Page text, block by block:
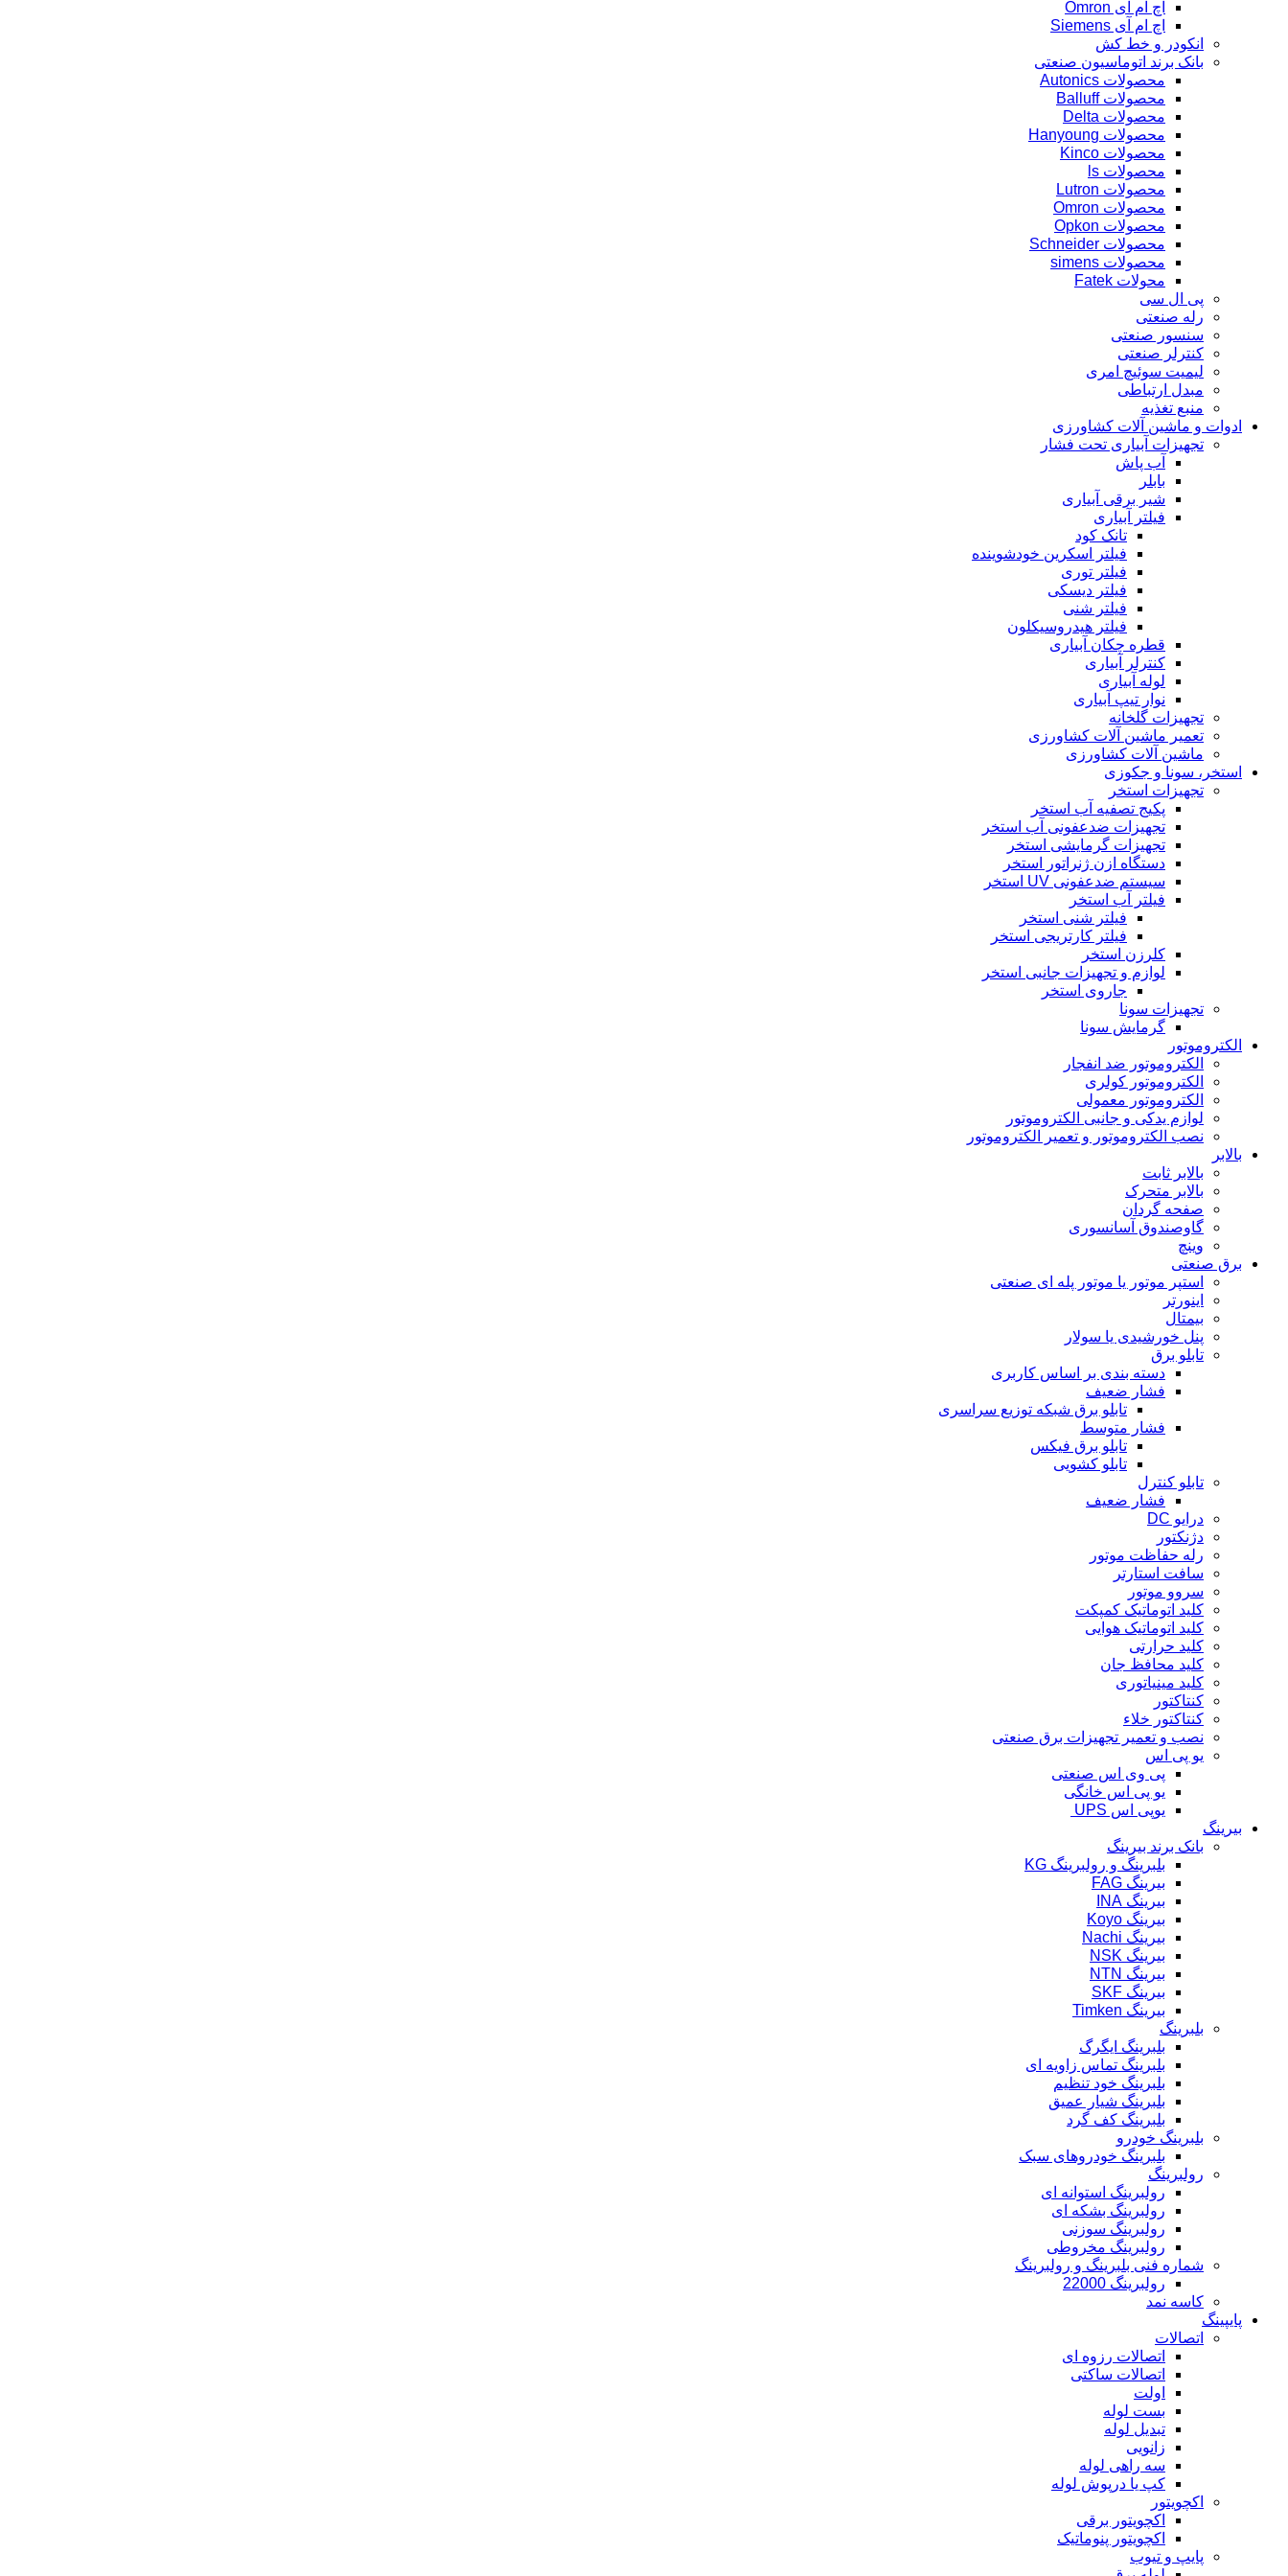
اچ ام آی Omron
اچ ام آی Siemens
انکودر و خط کش
بانک برند اتوماسیون صنعتی
محصولات Autonics
محصولات Balluff
محصولات Delta
محصولات Hanyoung
محصولات Kinco
محصولات ls
محصولات Lutron
محصولات Omron
محصولات Opkon
محصولات Schneider
محصولات simens
محولات Fatek
پی ال سی
رله صنعتی
سنسور صنعتی
کنترلر صنعتی
لیمیت سوئیچ امری
مبدل ارتباطی
منبع تغذیه
ادوات و ماشین آلات کشاورزی
تجهیزات آبیاری تحت فشار
آب پاش
بابلر
شیر برقی آبیاری
فیلتر آبیاری
تانک کود
فیلتر اسکرین خودشوینده
فیلتر توری
فیلتر دیسکی
فیلتر شنی
فیلتر هیدروسیکلون
قطره چکان آبیاری
کنترلر آبیاری
لوله آبیاری
نوار تیپ آبیاری
تجهیزات گلخانه
تعمیر ماشین آلات کشاورزی
ماشین آلات کشاورزی
استخر، سونا و جکوزی
تجهیزات استخر
پکیج تصفیه آب استخر
تجهیزات ضدعفونی آب استخر
تجهیزات گرمایشی استخر
دستگاه ازن ژنراتور استخر
سیستم ضدعفونی UV استخر
فیلتر آب استخر
فیلتر شنی استخر
فیلتر کارتریجی استخر
کلرزن استخر
لوازم و تجهیزات جانبی استخر
جاروی استخر
تجهیزات سونا
گرمایش سونا
الکتروموتور
الکتروموتور ضد انفجار
الکتروموتور کولری
الکتروموتور معمولی
لوازم یدکی و جانبی الکتروموتور
نصب الکتروموتور و تعمیر الکتروموتور
بالابر
بالابر ثابت
بالابر متحرک
صفحه گردان
گاوصندوق آسانسوری
وینچ
برق صنعتی
استپر موتور یا موتور پله ای صنعتی
اینورتر
بیمتال
پنل خورشیدی یا سولار
تابلو برق
دسته بندی بر اساس کاربری
فشار ضعیف
تابلو برق شبکه توزیع سراسری
فشار متوسط
تابلو برق فیکس
تابلو کشویی
تابلو کنترل
فشار ضعیف
درایو DC
دژنکتور
رله حفاظت موتور
سافت استارتر
سروو موتور
کلید اتوماتیک کمپکت
کلید اتوماتیک هوایی
کلید حرارتی
کلید محافظ جان
کلید مینیاتوری
کنتاکتور
کنتاکتور خلاء
نصب و تعمیر تجهیزات برق صنعتی
یو پی اس
پی وی اس صنعتی
یو پی اس خانگی
یوپی اس UPS
بیرینگ
بانک برند بیرینگ
بلبرینگ و رولبرینگ KG
بیرینگ FAG
بیرینگ INA
بیرینگ Koyo
بیرینگ Nachi
بیرینگ NSK
بیرینگ NTN
بیرینگ SKF
بیرینگ Timken
بلبرینگ
بلبرینگ ایگرگ
بلبرینگ تماس زاویه ای
بلبرینگ خود تنظیم
بلبرینگ شیار عمیق
بلبرینگ کف گرد
بلبرینگ خودرو
بلبرینگ خودروهای سبک
رولبرینگ
رولبرینگ استوانه ای
رولبرینگ بشکه ای
رولبرینگ سوزنی
رولبرینگ مخروطی
شماره فنی بلبرینگ و رولبرینگ
رولبرینگ 22000
کاسه نمد
پایپینگ
اتصالات
اتصالات رزوه ای
اتصالات ساکتی
اولت
بست لوله
تبدیل لوله
زانویی
سه راهی لوله
کپ یا درپوش لوله
اکچویتور
اکچویتور برقی
اکچویتور پنوماتیک
پایپ و تیوب